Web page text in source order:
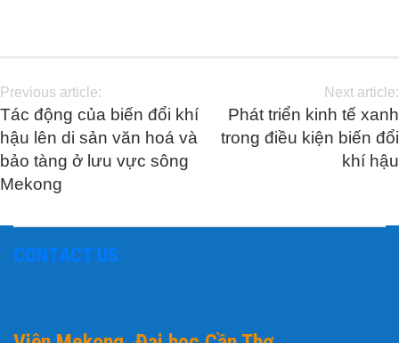
Previous article:
Tác động của biến đổi khí
hậu lên di sản văn hoá và
bảo tàng ở lưu vực sông
Mekong
Next article:
Phát triển kinh tế xanh
trong điều kiện biến đổi
khí hậu
CONTACT US